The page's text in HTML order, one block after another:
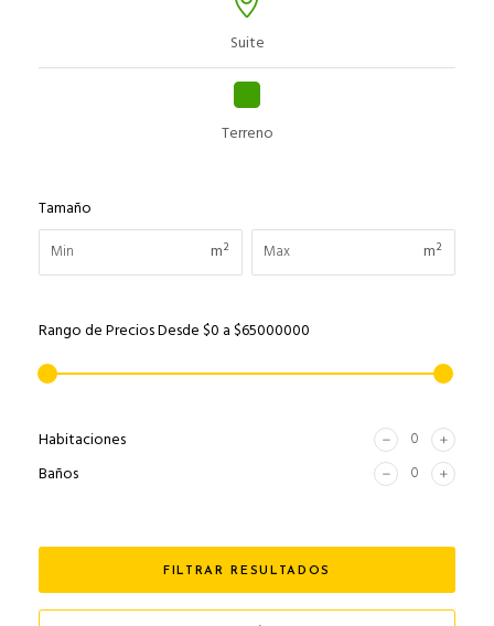
Suite
Terreno
Tamaño
m²
m²
Rango de PreciosDesde$0 a$65000000
Habitaciones
Baños
FILTRAR RESULTADOS